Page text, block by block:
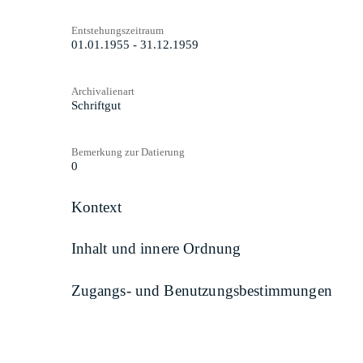
Entstehungszeitraum
01.01.1955 - 31.12.1959
Archivalienart
Schriftgut
Bemerkung zur Datierung
0
Kontext
Inhalt und innere Ordnung
Zugangs- und Benutzungsbestimmungen